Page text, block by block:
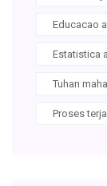
Educacao
Estatistica
Tuhan
Proses